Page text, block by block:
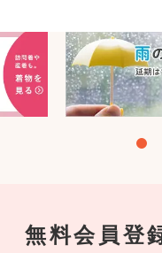
無料会員登